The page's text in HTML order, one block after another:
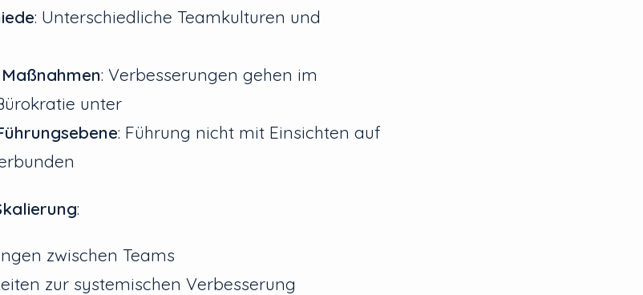
: Unterschiedliche Teamkulturen und
: Verbesserungen gehen im
unter
: Führung nicht mit Einsichten auf
:
zwischen Teams
zur systemischen Verbesserung